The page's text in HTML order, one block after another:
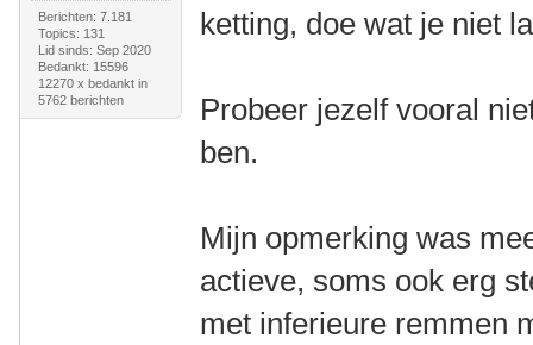
Berichten: 7.181
Topics: 131
Lid sinds: Sep 2020
Bedankt: 15596
12270 x bedankt in
5762 berichten
ketting, doe wat je niet
Probeer jezelf vooral
ben.
Mijn opmerking was
actieve, soms ook erg
met inferieure remmen